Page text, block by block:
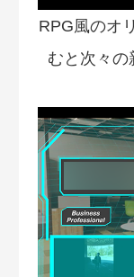
RPG風のオ
むと次々の